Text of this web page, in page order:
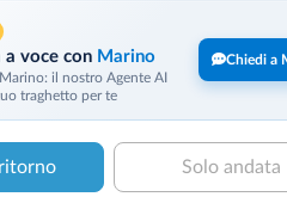
a voce con Marino
il nostro Agente AI
traghetto per te
Chiedi a
Solo andata